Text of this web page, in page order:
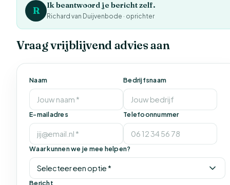
R Ik beantwoord je bericht zelf.
Richard van Duijvenbode · oprichter
Vraag vrijblijvend advies aan
Naam Bedrijfsnaam
E-mailadres Telefoonnummer
Waar kunnen we je mee helpen?
Bericht